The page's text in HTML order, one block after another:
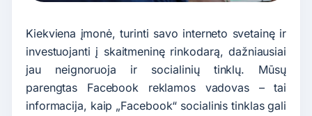
Kiekviena įmonė, turinti savo interneto svetainę ir
investuojanti į skaitmeninę rinkodarą, dažniausiai
jau neignoruoja ir socialinių tinklų. Mūsų
parengtas Facebook reklamos vadovas – tai
informacija, kaip „Facebook“ socialinis tinklas gali